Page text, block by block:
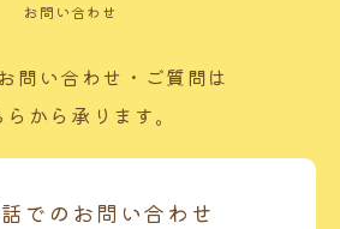
お問い合わせ
問い合わせ・ご質問は
から承ります。
でのお問い合わせ